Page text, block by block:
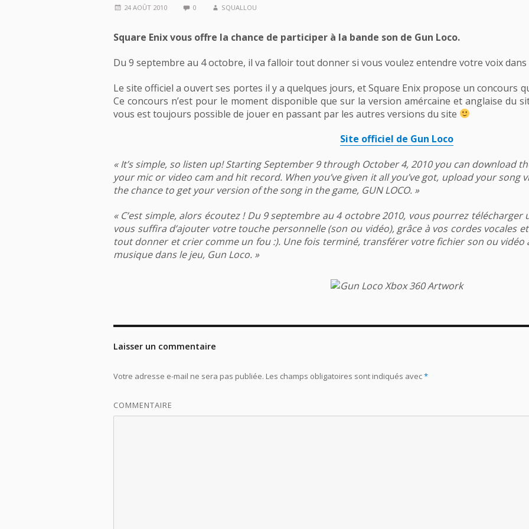
24 AOÛT 2010 0 SQUALLOU
Square Enix vous offre la chance de participer à la bande son de Gun Loco.
Du 9 septembre au 4 octobre, il va falloir tout donner si vous voulez entendre votre voix dans
Le site officiel a ouvert ses portes il y a quelques jours, et Square Enix propose un concours
Ce concours n’est pour le moment disponible que sur la version amércaine et anglaise du
vous est toujours possible de jouer en passant par les autres versions du site
Site officiel de Gun Loco
« It’s simple, so listen up! Starting September 9 through October 4, 2010 you can download
your mic or video cam and hit record. When you’ve given it all you’ve got, upload your
the chance to get your version of the song in the game, GUN LOCO. »
« C’est simple, alors écoutez ! Du 9 septembre au 4 octobre 2010, vous pourrez
vous suffira d’ajouter votre touche personnelle (son ou vidéo), grâce à vos cordes vocales
tout donner et crier comme un fou :). Une fois terminé, transférer votre fichier son ou vidéo
musique dans le jeu, Gun Loco. »
Laisser un commentaire
Votre adresse e-mail ne sera pas publiée. Les champs obligatoires sont indiqués avec*
COMMENTAIRE